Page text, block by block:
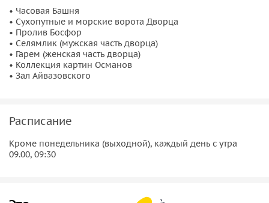
также его загадочную смерть после свержения.
галереярасскажет об Османской империи, войнах и
архитектурных шедеврах, а
бурными морскими пейзажами и уголками мира, которые
вдохновляли великого художника.
• Часовая Башня
• Сухопутные и морские ворота Дворца
• Пролив Босфор
• Селямлик (мужская часть дворца)
• Гарем (женская часть дворца)
• Коллекция картин Османов
• Зал Айвазовского
Расписание
Кроме понедельника (выходной), каждый день с утра
09.00, 09:30